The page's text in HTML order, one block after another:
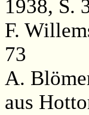
1938, S.
F.
73
A.
aus